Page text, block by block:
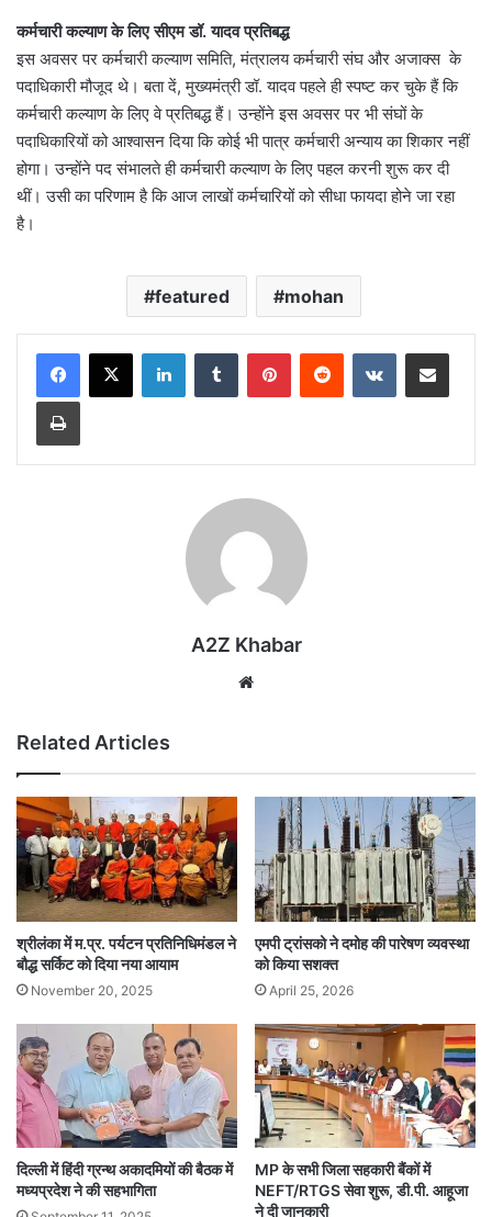
कर्मचारी कल्याण के लिए सीएम डॉ. यादव प्रतिबद्ध
इस अवसर पर कर्मचारी कल्याण समिति, मंत्रालय कर्मचारी संघ और अजाक्स के
पदाधिकारी मौजूद थे। बता दें, मुख्यमंत्री डॉ. यादव पहले ही स्पष्ट कर चुके हैं कि
कर्मचारी कल्याण के लिए वे प्रतिबद्ध हैं। उन्होंने इस अवसर पर भी संघों के
पदाधिकारियों को आश्वासन दिया कि कोई भी पात्र कर्मचारी अन्याय का शिकार नहीं
होगा। उन्होंने पद संभालते ही कर्मचारी कल्याण के लिए पहल करनी शुरू कर दी
थीं। उसी का परिणाम है कि आज लाखों कर्मचारियों को सीधा फायदा होने जा रहा
है।
featured mohan
LinkedInTumblr PinterestReddit VKontakteShare via Email
Print
A2Z Khabar
Related Articles
श्रीलंका में म.प्र. पर्यटन प्रतिनिधिमंडल ने
बौद्ध सर्किट को दिया नया आयाम
November 20, 2025
एमपी ट्रांसको ने दमोह की पारेषण व्यवस्था
को किया सशक्त
April 25, 2026
दिल्ली में हिंदी ग्रन्थ अकादमियों की बैठक में
मध्यप्रदेश ने की सहभागिता
MP के सभी जिला सहकारी बैंकों में
NEFT/RTGS सेवा शुरू, डी.पी. आहूजा
ने दी जानकारी